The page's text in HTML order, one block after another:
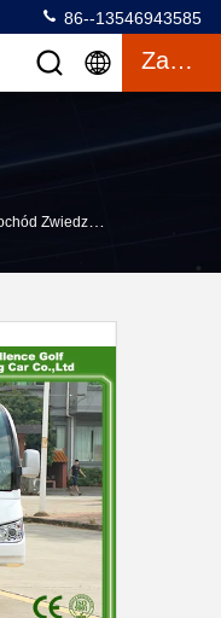
86--13546943585
Zacytować
Zwiedzający